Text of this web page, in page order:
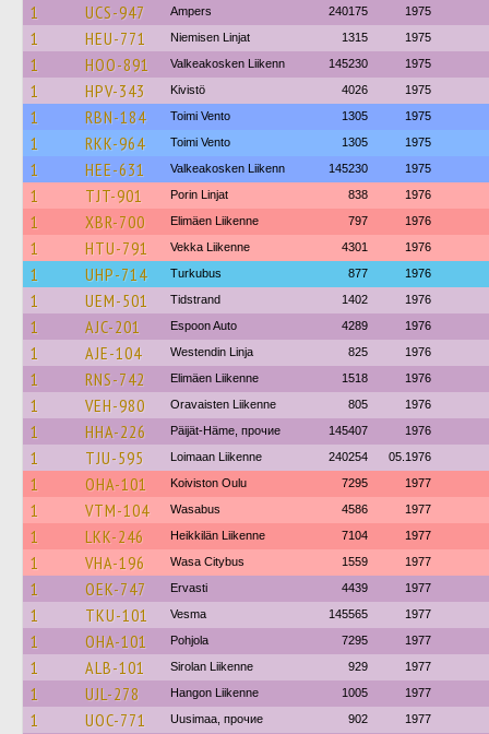
1 UCS-947 Ampers 240175 1975
1 HEU-771 Niemisen Linjat 1315 1975
1 HOO-891 Valkeakosken Liikenn 145230 1975
1 HPV-343 Kivistö 4026 1975
1 RBN-184 Toimi Vento 1305 1975
1 RKK-964 Toimi Vento 1305 1975
1 HEE-631 Valkeakosken Liikenn 145230 1975
1 TJT-901 Porin Linjat 838 1976
1 XBR-700 Elimäen Liikenne 797 1976
1 HTU-791 Vekka Liikenne 4301 1976
1 UHP-714 Turkubus 877 1976
1 UEM-501 Tidstrand 1402 1976
1 AJC-201 Espoon Auto 4289 1976
1 AJE-104 Westendin Linja 825 1976
1 RNS-742 Elimäen Liikenne 1518 1976
1 VEH-980 Oravaisten Liikenne 805 1976
1 HHA-226 Päijät-Häme, прочие 145407 1976
1 TJU-595 Loimaan Liikenne 240254 05.1976
1 OHA-101 Koiviston Oulu 7295 1977
1 VTM-104 Wasabus 4586 1977
1 LKK-246 Heikkilän Liikenne 7104 1977
1 VHA-196 Wasa Citybus 1559 1977
1 OEK-747 Ervasti 4439 1977
1 TKU-101 Vesma 145565 1977
1 OHA-101 Pohjola 7295 1977
1 ALB-101 Sirolan Liikenne 929 1977
1 UJL-278 Hangon Liikenne 1005 1977
1 UOC-771 Uusimaa, прочие 902 1977